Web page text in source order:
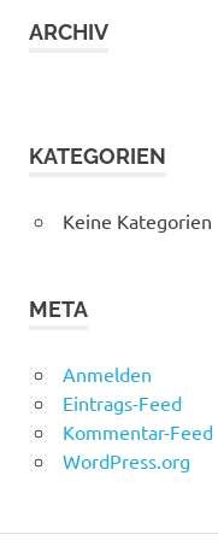
ARCHIV
KATEGORIEN
Keine Kategorien
META
Anmelden
Eintrags-Feed
Kommentar-Feed
WordPress.org